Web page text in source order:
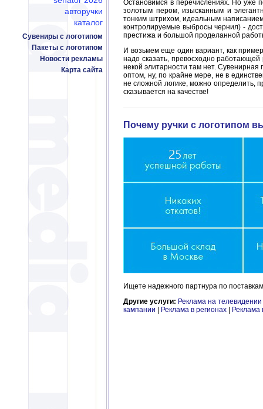
авторучки
каталог
Сувениры с логотипом
Пакеты с логотипом
Новости рекламы
Карта сайта
Остановимся в перечислениях. Но уже
золотым пером, изысканным и
тонким штрихом, идеальным
контролируемые выбросы чернил) -
престижа и большой проделанной
И возьмем еще один вариант, как
надо сказать, превосходно
некой элитарности там нет.
оптом, ну, по крайне мере, не в
не сложной логике, можно определить,
сказывается на качестве!
Почему ручки с логотипом
Ищете надежного партнура по
Другие услуги: Реклама на телевидении
кампании
Реклама в регионах Реклама